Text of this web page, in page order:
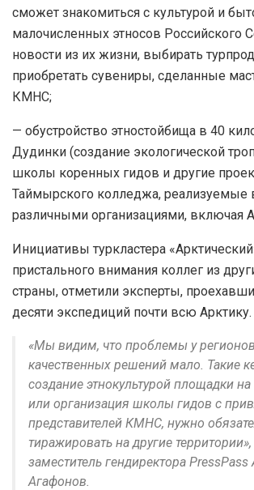
сможет знакомиться с культурой и
малочисленных этносов Российского
новости из их жизни, выбирать
приобретать сувениры, сделанные
КМНС;
— обустройство этностойбища в 40
Дудинки (создание экологической
школы коренных гидов и другие
Таймырского колледжа, реализуемые
различными организациями, включая
Инициативы туркластера
пристального внимания коллег из
страны, отметили эксперты,
десяти экспедиций почти всю Арктику.
«Мы видим, что проблемы у
качественных решений мало. Такие
создание этнокультурой площадки
или организация школы гидов с
представителей КМНС, нужно
тиражировать на другие
заместитель гендиректора PressPass
Агафонов.